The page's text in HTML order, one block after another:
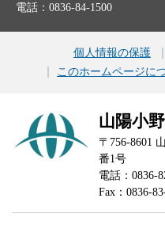
電話：0836-84-1500
個人情報の保護
このホームページに
山陽小
〒756-8601
番1号
電話：0836-
Fax：0836-